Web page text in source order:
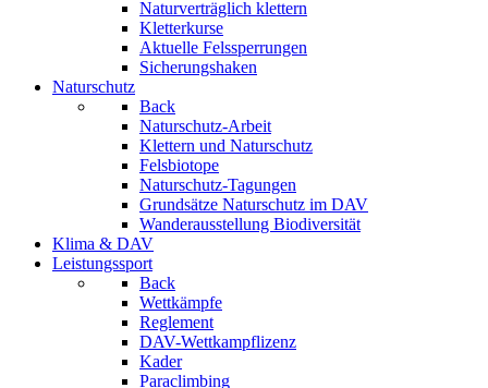
Naturverträglich klettern
Kletterkurse
Aktuelle Felssperrungen
Sicherungshaken
Naturschutz
Back
Naturschutz-Arbeit
Klettern und Naturschutz
Felsbiotope
Naturschutz-Tagungen
Grundsätze Naturschutz im DAV
Wanderausstellung Biodiversität
Klima & DAV
Leistungssport
Back
Wettkämpfe
Reglement
DAV-Wettkampflizenz
Kader
Paraclimbing